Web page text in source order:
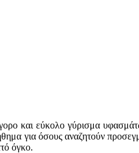
και εύκολο γύρισμα
για όσους αναζητούν
όγκο.